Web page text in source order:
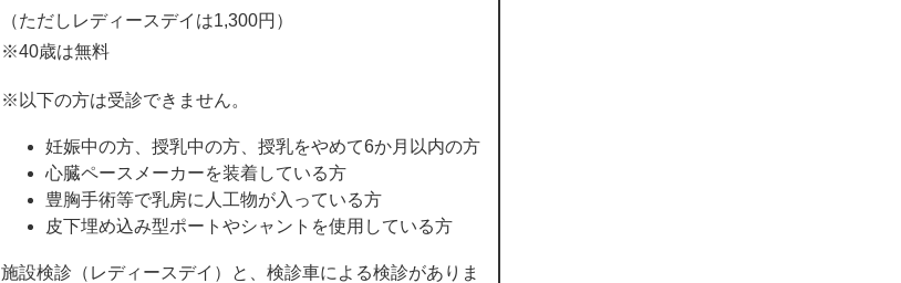
（ただしレディースデイは1,300円）
※40歳は無料
※以下の方は受診できません。
妊娠中の方、授乳中の方、授乳をやめて6か月以内の方
心臓ペースメーカーを装着している方
豊胸手術等で乳房に人工物が入っている方
皮下埋め込み型ポートやシャントを使用している方
施設検診（レディースデイ）と、検診車による検診がありま